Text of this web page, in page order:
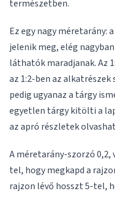
természetben.
Ez egy nagy méretarány:
jelenik meg, elég
láthatók maradjanak. Az
az 1:2-ben az
pedig ugyanaz a tárgy
egyetlen tárgy kitölti a
az apró részletek
A méretarány-szorzó 0,2,
tel, hogy megkapd a
rajzon lévő hosszt 5-tel,